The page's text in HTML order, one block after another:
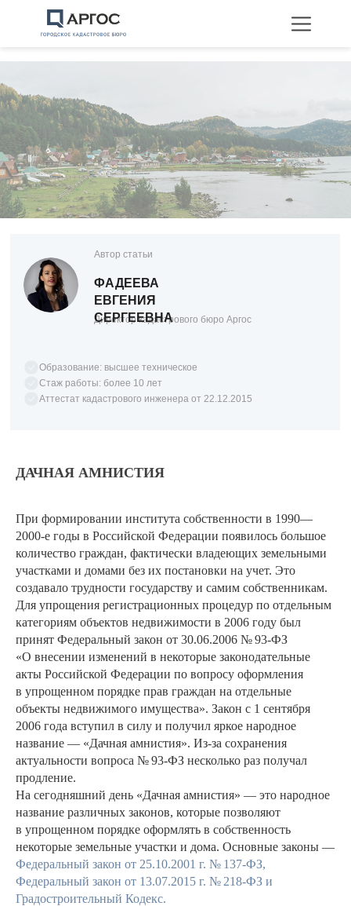
Технические планы
Перепланировка
Директор кадастрового бюро Аргос
Автор статьи
ФАДЕЕВА
ЕВГЕНИЯ
СЕРГЕЕВНА
Образование: высшее техническое
Стаж работы: более 10 лет
Аттестат кадастрового инженера от 22.12.2015
ДАЧНАЯ АМНИСТИЯ
При формировании института собственности в 1990—
2000-е годы в Российской Федерации появилось большое
количество граждан, фактически владеющих земельными
участками и домами без их постановки на учет. Это
создавало трудности государству и самим собственникам.
Для упрощения регистрационных процедур по отдельным
категориям объектов недвижимости в 2006 году был
принят Федеральный закон от 30.06.2006 № 93-ФЗ
«О внесении изменений в некоторые законодательные
акты Российской Федерации по вопросу оформления
в упрощенном порядке прав граждан на отдельные
объекты недвижимого имущества». Закон с 1 сентября
2006 года вступил в силу и получил яркое народное
название — «Дачная амнистия». Из-за сохранения
актуальности вопроса № 93-ФЗ несколько раз получал
продление.
На сегодняшний день «Дачная амнистия» — это народное
название различных законов, которые позволяют
в упрощенном порядке оформлять в собственность
некоторые земельные участки и дома. Основные законы —
Федеральный закон от 25.10.2001 г. № 137-ФЗ,
Федеральный закон от 13.07.2015 г. № 218-ФЗ и
Градостроительный Кодекс.